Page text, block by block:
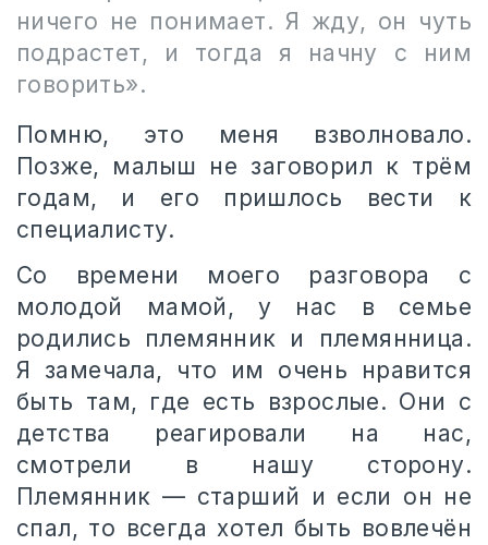
ничего не понимает. Я жду, он чуть
подрастет, и тогда я начну с ним
говорить».
Помню, это меня взволновало.
Позже, малыш не заговорил к трём
годам, и его пришлось вести к
специалисту.
Со времени моего разговора с
молодой мамой, у нас в семье
родились племянник и племянница.
Я замечала, что им очень нравится
быть там, где есть взрослые. Они с
детства реагировали на нас,
смотрели в нашу сторону.
Племянник — старший и если он не
спал, то всегда хотел быть вовлечён